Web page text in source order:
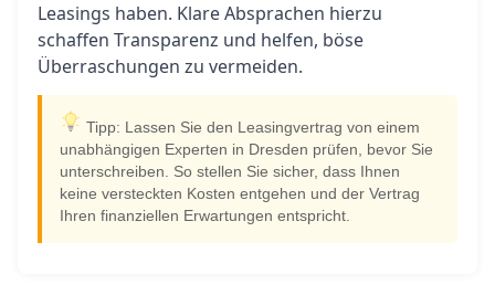
Leasings haben. Klare Absprachen hierzu
schaffen Transparenz und helfen, böse
Überraschungen zu vermeiden.
Tipp: Lassen Sie den Leasingvertrag von einem
unabhängigen Experten in Dresden prüfen, bevor Sie
unterschreiben. So stellen Sie sicher, dass Ihnen
keine versteckten Kosten entgehen und der Vertrag
Ihren finanziellen Erwartungen entspricht.